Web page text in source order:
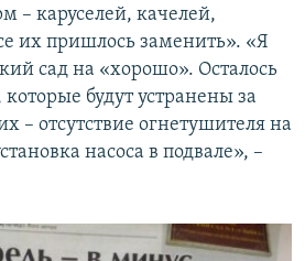
– каруселей, качелей,
их пришлось заменить». «Я
сад на «хорошо». Осталось
будут устранены за
– отсутствие огнетушителя на
насоса в подвале», –